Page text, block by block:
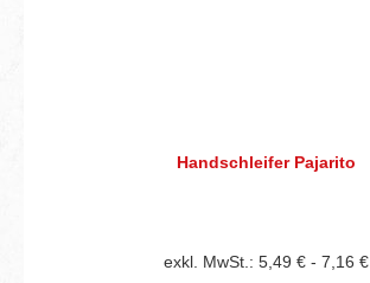
Handschleifer Pajarito
exkl. MwSt.: 5,49 € - 7,16 €